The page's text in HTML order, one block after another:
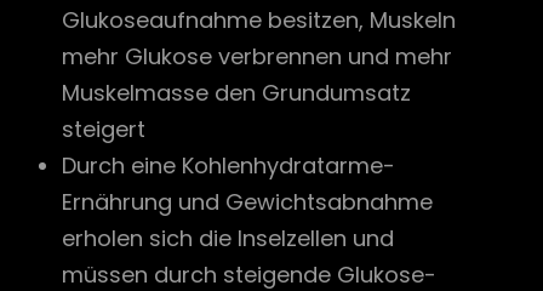
Glukoseaufnahme besitzen, Muskeln
mehr Glukose verbrennen und mehr
Muskelmasse den Grundumsatz
steigert
Durch eine Kohlenhydratarme-
Ernährung und Gewichtsabnahme
erholen sich die Inselzellen und
müssen durch steigende Glukose-